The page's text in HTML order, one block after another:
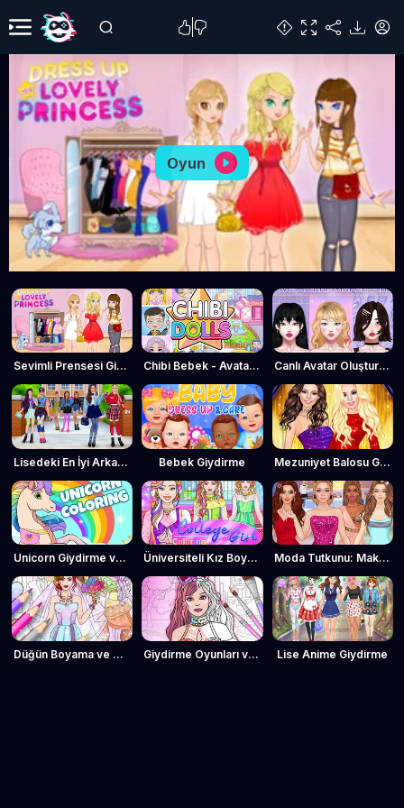
Oyun
Sevimli Prensesi Giydir Chibi Bebek - Avatar Oluşturucu Canlı Avatar Oluşturucu: Kızlar
Lisedeki En İyi Arkadaşlar: Kızlar Takımı Bebek Giydirme Mezuniyet Balosu Giydirme
Unicorn Giydirme ve Boyama Üniversiteli Kız Boyama ve Giydirme Moda Tutkunu: Makyaj ve Giydirme
Düğün Boyama ve Giydirme Oyunu Giydirme Oyunları ve Boyama Kitabı Lise Anime Giydirme